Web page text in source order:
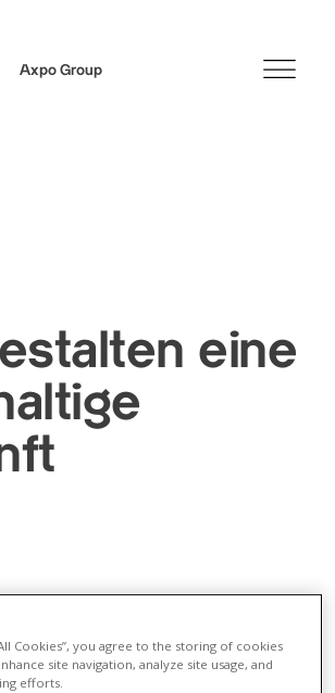
Axpo Group
eine
Cookies”, you agree to the storing of cookies
site navigation, analyze site usage, and
efforts.